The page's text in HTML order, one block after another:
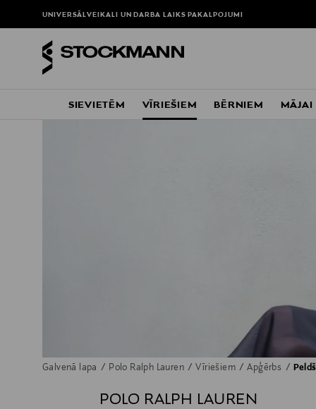
UNIVERSĀLVEIKALI UN DARBA LAIKSPAKALPOJUMI
SIEVIETĒM VĪRIEŠIEM BĒRNIEM MĀJAI
Galvenā lapa Polo Ralph Lauren Vīriešiem Apģērbs
POLO RALPH LAUREN